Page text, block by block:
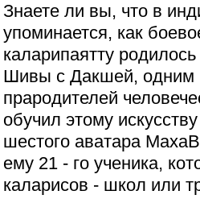
Знаете ли вы, что в
упоминается, как
каларипаятту
Шивы с Дакшей, одним
прародителей
обучил этому
шестого аватара
ему 21 - го ученика,
каларисов - школ или